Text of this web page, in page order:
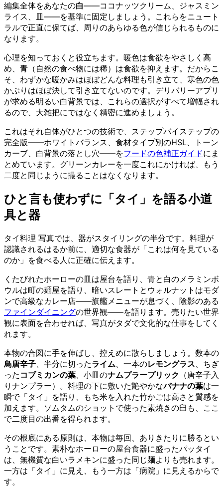
編集全体をあなたの白——ココナッツクリーム、ジャスミン
ライス、皿——を基準に固定しましょう。これらをニュート
ラルで正直に保てば、周りのあらゆる色が信じられるものに
なります。
心理を知っておくと役立ちます。暖色は食欲をやさしく高
め、青（自然の食べ物には稀）は食欲を抑えます。だからこ
そ、わずかな暖かみはほぼどんな料理も引き立て、寒色の色
かぶりはほぼ決して引き立てないのです。デリバリーアプリ
が求める明るい白背景では、これらの選択がすべて増幅され
るので、大雑把にではなく精密に進めましょう。
これはそれ自体がひとつの技術で、ステップバイステップの
完全版——ホワイトバランス、食材タイプ別のHSL、トーン
カーブ、白背景の落とし穴——をフードの色補正ガイドにま
とめています。グリーンカレーを一度これにかければ、もう
二度と同じように撮ることはなくなります。
ひと言も使わずに「タイ」を語る小道
具と器
タイ料理 写真では、器がスタイリングの半分です。料理が
認識されるはるか前に、適切な食器が「これは何を見ている
のか」を食べる人に正確に伝えます。
くたびれたホーローの皿は屋台を語り、青と白のメラミンボ
ウルは町の麺屋を語り、暗いスレートとウォルナットはモダ
ンで高級なカレー店——旗艦メニューが息づく、陰影のある
ファインダイニングの世界観——を語ります。売りたい世界
観に表面を合わせれば、写真がタダで文化的な仕事をしてく
れます。
本物の合図に手を伸ばし、控えめに散らしましょう。数本の
鳥唐辛子、半分に切ったライム、一本のレモングラス、ちぎ
った コブミカンの葉、小皿のナムプラープリック （唐辛子入
りナンプラー）。料理の下に敷いた艶やかなバナナの葉は一
瞬で「タイ」を語り、もち米を入れた竹かごは高さと質感を
加えます。ソムタムのショットで使った素焼きの臼も、ここ
で二度目の出番を得られます。
その根底にある原則は、本物は毎回、ありきたりに勝るとい
うことです。素朴なホーローの屋台食器に盛ったパッタイ
は、無機質な白いラメキンに盛った同じ麺よりも売れます。
一方は「タイ」に見え、もう一方は「病院」に見えるからで
す。